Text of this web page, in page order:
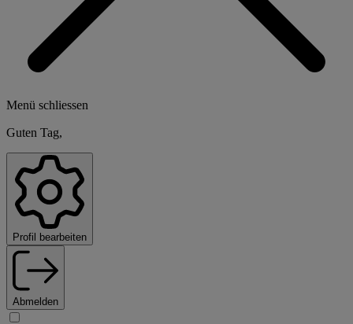
Menü schliessen
Guten Tag,
Profil bearbeiten
Abmelden